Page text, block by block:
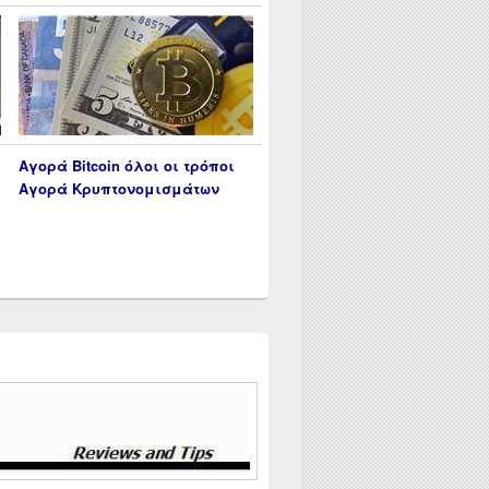
Αγορά Bitcoin όλοι οι τρόποι
Αγορά Κρυπτονομισμάτων